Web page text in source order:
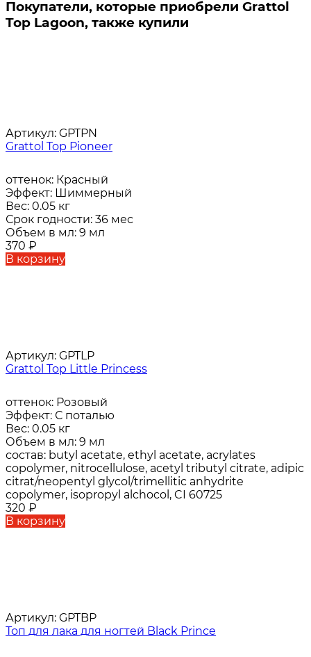
Покупатели, которые приобрели Grattol
Top Lagoon, также купили
Артикул: GPTPN
Grattol Top Pioneer
оттенок: Красный
Эффект: Шиммерный
Вес: 0.05 кг
Срок годности: 36 мес
Объем в мл: 9 мл
370 ₽
В корзину
Артикул: GPTLP
Grattol Top Little Princess
оттенок: Розовый
Эффект: С поталью
Вес: 0.05 кг
Объем в мл: 9 мл
состав: butyl acetate, ethyl acetate, acrylates
copolymer, nitrocellulose, acetyl tributyl citrate, adipic
citrat/neopentyl glycol/trimellitic anhydrite
copolymer, isopropyl alchocol, CI 60725
320 ₽
В корзину
Артикул: GPTBP
Топ для лака для ногтей Black Prince